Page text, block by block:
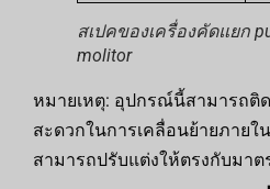
สเปคของเครื่องคัดแยก
molitor
หมายเหตุ: อุปกรณ์นี้สามารถติ
สะดวกในการเคลื่อนย้ายภาย
สามารถปรับแต่งให้ตรงกับมา